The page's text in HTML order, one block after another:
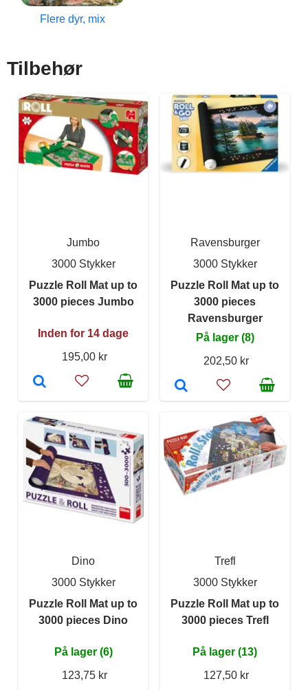
Flere dyr, mix
Tilbehør
Jumbo
3000 Stykker
Puzzle Roll Mat up to
3000 pieces Jumbo
Inden for 14 dage
195,00 kr
Ravensburger
3000 Stykker
Puzzle Roll Mat up to
3000 pieces
Ravensburger
På lager (8)
202,50 kr
Dino
3000 Stykker
Puzzle Roll Mat up to
3000 pieces Dino
På lager (6)
123,75 kr
Trefl
3000 Stykker
Puzzle Roll Mat up to
3000 pieces Trefl
På lager (13)
127,50 kr